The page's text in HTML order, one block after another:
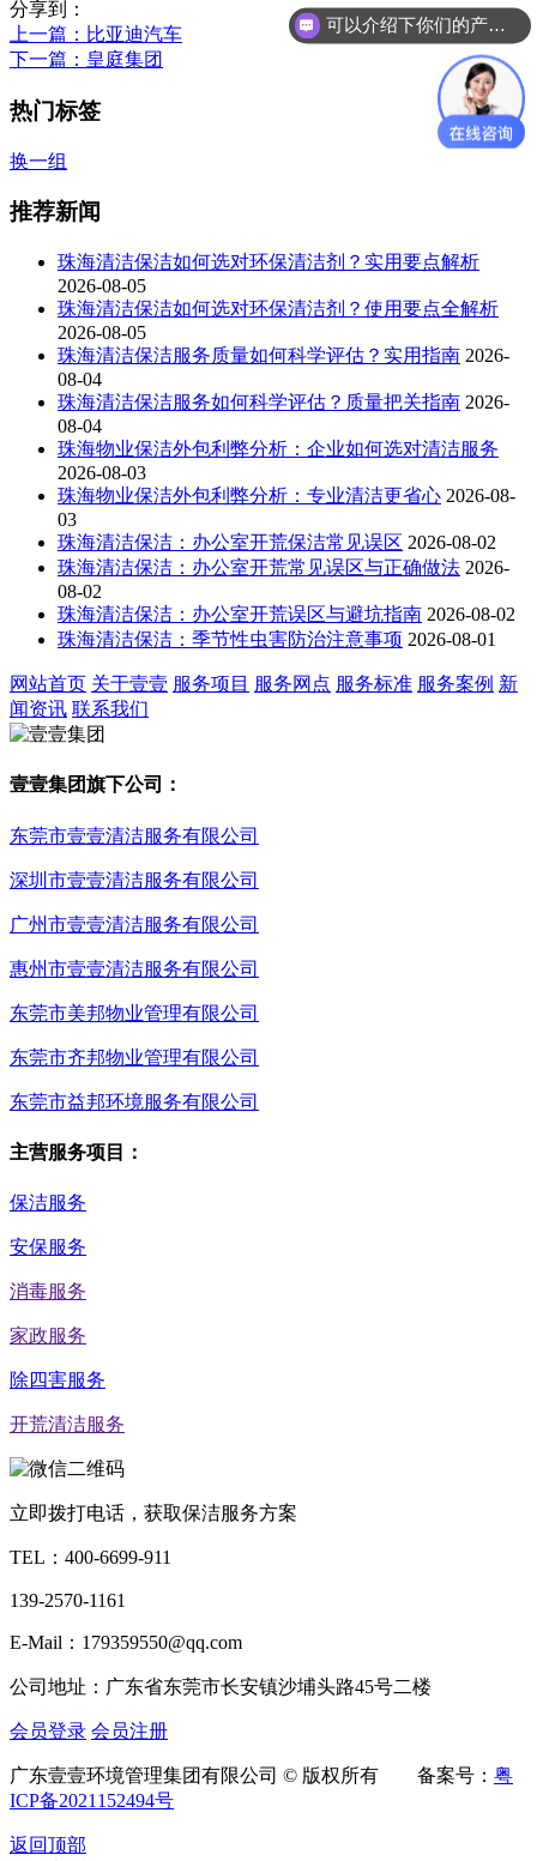
分享到：
上一篇 ：比亚迪汽车
下一篇 ：皇庭集团
热门标签
换一组
推荐新闻
珠海清洁保洁如何选对环保清洁剂？实用要点解析
2026-08-05
珠海清洁保洁如何选对环保清洁剂？使用要点全解析
2026-08-05
珠海清洁保洁服务质量如何科学评估？实用指南 2026-
08-04
珠海清洁保洁服务如何科学评估？质量把关指南 2026-
08-04
珠海物业保洁外包利弊分析：企业如何选对清洁服务
2026-08-03
珠海物业保洁外包利弊分析：专业清洁更省心 2026-08-
03
珠海清洁保洁：办公室开荒保洁常见误区 2026-08-02
珠海清洁保洁：办公室开荒常见误区与正确做法 2026-
08-02
珠海清洁保洁：办公室开荒误区与避坑指南 2026-08-02
珠海清洁保洁：季节性虫害防治注意事项 2026-08-01
网站首页 关于壹壹 服务项目 服务网点 服务标准 服务案例 新
闻资讯 联系我们
壹壹集团旗下公司：
东莞市壹壹清洁服务有限公司
深圳市壹壹清洁服务有限公司
广州市壹壹清洁服务有限公司
惠州市壹壹清洁服务有限公司
东莞市美邦物业管理有限公司
东莞市齐邦物业管理有限公司
东莞市益邦环境服务有限公司
主营服务项目：
保洁服务
安保服务
消毒服务
家政服务
除四害服务
开荒清洁服务
立即拨打电话，获取保洁服务方案
TEL： 400-6699-911
139-2570-1161
E-Mail：179359550@qq.com
公司地址：广东省东莞市长安镇沙埔头路45号二楼
会员登录 会员注册
广东壹壹环境管理集团有限公司 © 版权所有 备案号： 粤
ICP备2021152494号
返回顶部
可以介绍下你们的产品么？